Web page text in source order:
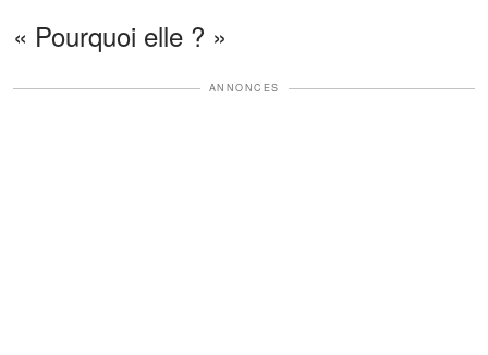
« Pourquoi elle ? »
ANNONCES